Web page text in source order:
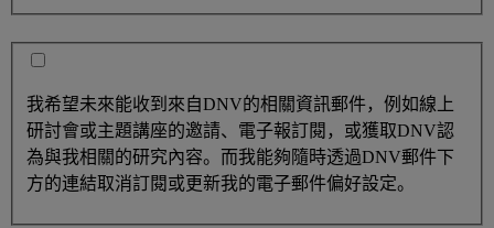
我希望未來能收到來自DNV的相關資訊郵件，例如線上
研討會或主題講座的邀請、電子報訂閱，或獲取DNV認
為與我相關的研究內容。而我能夠隨時透過DNV郵件下
方的連結取消訂閱或更新我的電子郵件偏好設定。